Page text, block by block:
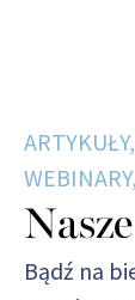
Bądź na